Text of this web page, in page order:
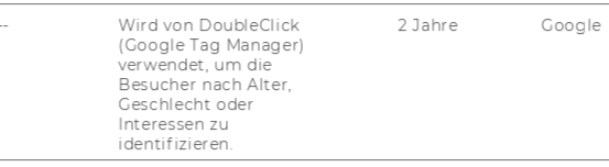
FACE­BOOK
WHATS­AP­P­GRUP­PE
Wird von DoubleClick
(Google Tag Manager)
verwendet, um die
Besucher nach Alter,
Geschlecht oder
Interessen zu
identifizieren.
2 Jahre Google